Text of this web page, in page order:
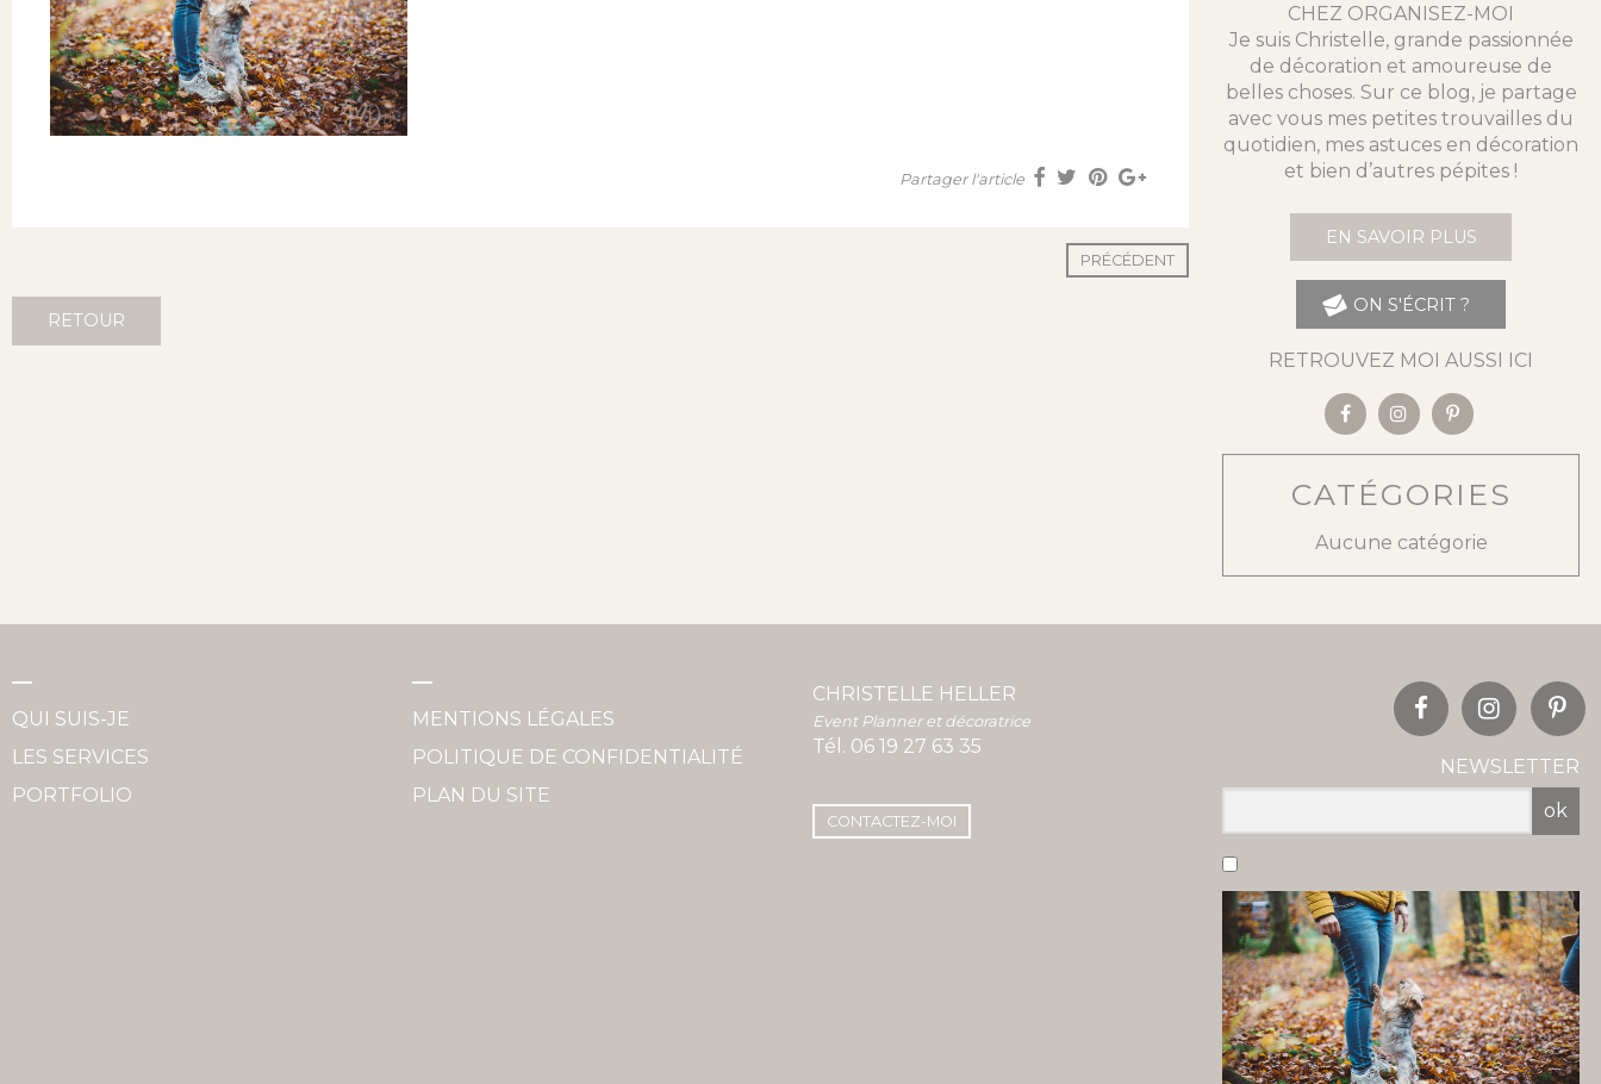
Partager l'article
PRÉCÉDENT
RETOUR
CHEZ ORGANISEZ-MOI
Je suis Christelle, grande passionnée
de décoration et amoureuse de
belles choses. Sur ce blog, je partage
avec vous mes petites trouvailles du
quotidien, mes astuces en décoration
et bien d’autres pépites !
EN SAVOIR PLUS
ON S'ÉCRIT ?
RETROUVEZ MOI AUSSI ICI
CATÉGORIES
Aucune catégorie
QUI SUIS-JE
LES SERVICES
PORTFOLIO
MENTIONS LÉGALES
POLITIQUE DE CONFIDENTIALITÉ
PLAN DU SITE
CHRISTELLE HELLER
Event Planner et décoratrice
Tél. 06 19 27 63 35
CONTACTEZ-MOI
NEWSLETTER
ok